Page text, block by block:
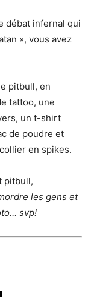
débat infernal qui
», vous avez
pitbull, en
tattoo, une
un t-shirt
de poudre et
en spikes.
pitbull,
les gens et
svp!